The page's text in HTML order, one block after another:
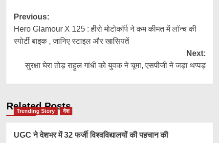
Post
navigation
Previous:
Hero Glamour X 125 : हीरो मोटोकॉर्प ने कम कीमत में लॉन्च की
स्पोर्टी बाइक , जानिए स्टाइल और खासियतें
Next:
सुरक्षा घेरा तोड़ राहुल गांधी को युवक ने चूमा, एसपीजी ने जड़ा थप्पड़
Related Posts
Trending Story देश
UGC ने देशभर में 32 फर्जी विश्वविद्यालयों की पहचान की